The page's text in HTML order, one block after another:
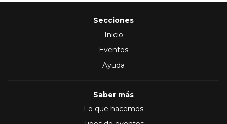
Secciones
Inicio
Eventos
Ayuda
Saber más
Lo que hacemos